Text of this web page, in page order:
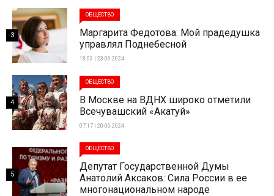
ОБЩЕСТВО
Маргарита Федотова: Мой прадедушка
управлял Поднебесной
18:03 | 23-06-2024
3
ОБЩЕСТВО
В Москве на ВДНХ широко отметили
Всечувашский «Акатуй»
07:17 | 20-06-2024
4
ОБЩЕСТВО
Депутат Государственной Думы
Анатолий Аксаков: Сила России в ее
многонациональном народе
5